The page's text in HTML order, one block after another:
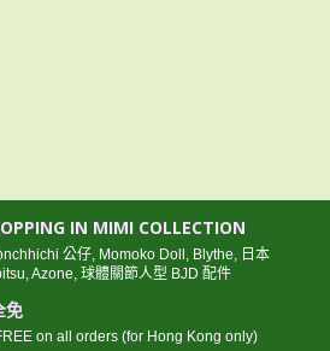
IN MIMI COLLECTION
公仔, Momoko Doll, Blythe, 日本
Azone, 球體關節人型 BJD 配件
免
on all orders (for Hong Kong only)